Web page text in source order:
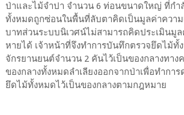
ป่าและไม้จำปา จำนวน 6 ท่อนขนาดใหญ่ ที่กำ
ทั้งหมดถูกซ่อนในพื้นที่ลับตาคิดเป็นมูลค่าความ
บาทส่วนระบบนิเวศน์ไม่สามารถคิดประเมินมูล
หายได้ เจ้าหน้าที่จึงทำการบันทึกตรวจยึดไม้ทั้
จักรยานยนต์จำนวน 2 คันไว้เป็นของกลางทา
ของกลางทั้งหมดลำเลียงออกจากป่าเพื่อทำกา
ยึดไม้ทั้งหมดไว้เป็นของกลางตามกฎหมาย